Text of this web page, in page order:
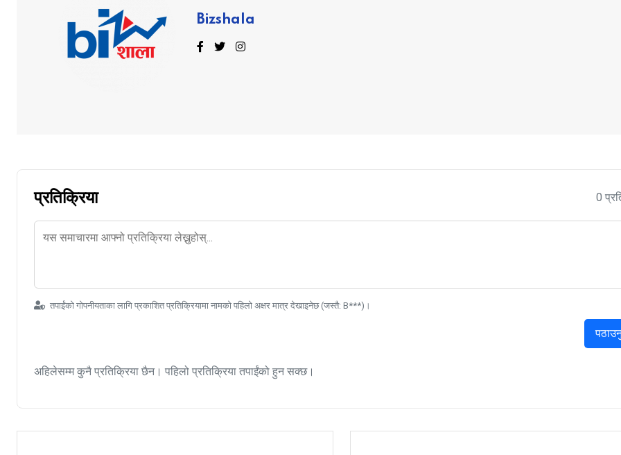
Bizshala
प्रतिक्रिया 0
तपाईंको गोपनीयताका लागि प्रकाशित प्रतिक्रियामा नामको पहिलो अक्षर मात्र देखाइनेछ (जस्तै: B***)।
अहिलेसम्म कुनै प्रतिक्रिया छैन। पहिलो प्रतिक्रिया तपाईंको हुन सक्छ।